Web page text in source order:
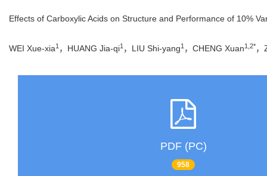
Effects of Carboxylic Acids on Structure and Performance of 10%
WEI Xue-xia1 ，HUANG Jia-qi1 ，LIU Shi-yang1 ，CHENG Xuan1,2*，
PDF (PC)
958